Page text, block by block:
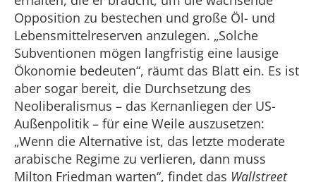
Opposition zu bestechen und große Öl- und
Lebensmittelreserven anzulegen. „Solche
Subventionen mögen langfristig eine lausige
Ökonomie bedeuten“, räumt das Blatt ein. Es ist
aber sogar bereit, die Durchsetzung des
Neoliberalismus – das Kernanliegen der US-
Außenpolitik – für eine Weile auszusetzen:
„Wenn die Alternative ist, das letzte moderate
arabische Regime zu verlieren, dann muss
Milton Friedman warten“, findet das Wallstreet